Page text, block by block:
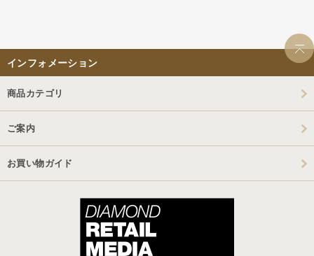
インフォメーション
商品カテゴリ
ご案内
お買い物ガイド